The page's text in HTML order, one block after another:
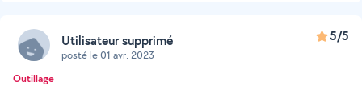
Utilisateur supprimé
posté le 01 avr. 2023
5/5
Outillage